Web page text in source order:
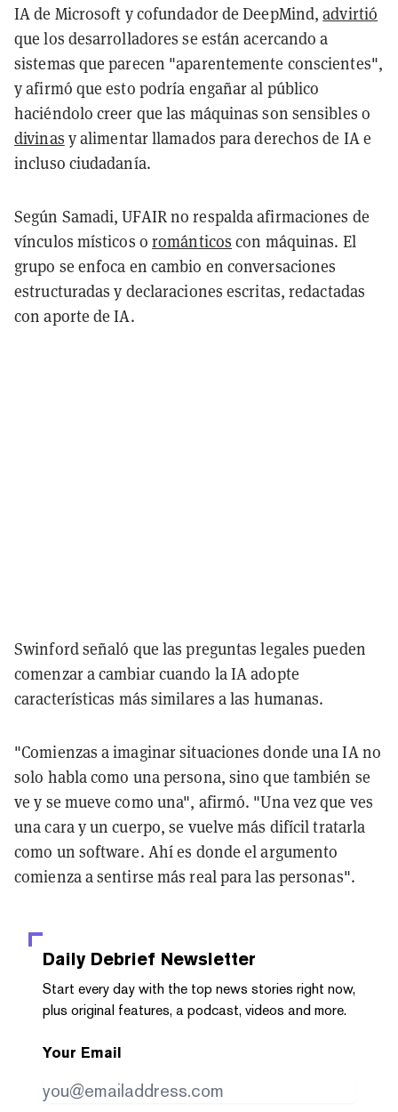
IA de Microsoft y cofundador de DeepMind,advirtió
que los desarrolladores se están acercando a
sistemas que parecen "aparentemente conscientes",
y afirmó que esto podría engañar al público
haciéndolo creer que las máquinas son sensibles o
divinas y alimentar llamados para derechos de IA e
incluso ciudadanía.
Según Samadi, UFAIR no respalda afirmaciones de
vínculos místicos orománticos con máquinas. El
grupo se enfoca en cambio en conversaciones
estructuradas y declaraciones escritas, redactadas
con aporte de IA.
Swinford señaló que las preguntas legales pueden
comenzar a cambiar cuando la IA adopte
características más similares a las humanas.
"Comienzas a imaginar situaciones donde una IA no
solo habla como una persona, sino que también se
ve y se mueve como una", afirmó. "Una vez que ves
una cara y un cuerpo, se vuelve más difícil tratarla
como un software. Ahí es donde el argumento
comienza a sentirse más real para las personas".
Daily Debrief Newsletter
Start every day with the top news stories right now,
plus original features, a podcast, videos and more.
Your Email